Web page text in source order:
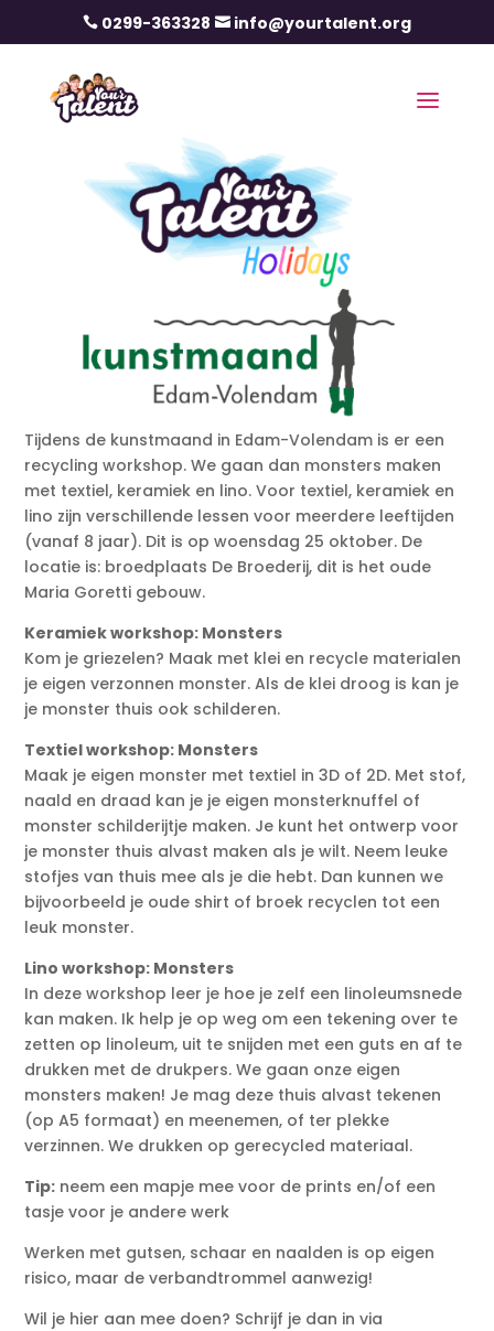
 0299-363328  info@yourtalent.org
Tijdens de kunstmaand in Edam-Volendam is er een
recycling workshop. We gaan dan monsters maken
met textiel, keramiek en lino. Voor textiel, keramiek en
lino zijn verschillende lessen voor meerdere leeftijden
(vanaf 8 jaar). Dit is op woensdag 25 oktober. De
locatie is: broedplaats De Broederij, dit is het oude
Maria Goretti gebouw.
Keramiek workshop: Monsters
Kom je griezelen? Maak met klei en recycle materialen
je eigen verzonnen monster. Als de klei droog is kan je
je monster thuis ook schilderen.
Textiel workshop: Monsters
Maak je eigen monster met textiel in 3D of 2D. Met stof,
naald en draad kan je je eigen monsterknuffel of
monster schilderijtje maken. Je kunt het ontwerp voor
je monster thuis alvast maken als je wilt. Neem leuke
stofjes van thuis mee als je die hebt. Dan kunnen we
bijvoorbeeld je oude shirt of broek recyclen tot een
leuk monster.
Lino workshop: Monsters
In deze workshop leer je hoe je zelf een linoleumsnede
kan maken. Ik help je op weg om een tekening over te
zetten op linoleum, uit te snijden met een guts en af te
drukken met de drukpers. We gaan onze eigen
monsters maken! Je mag deze thuis alvast tekenen
(op A5 formaat) en meenemen, of ter plekke
verzinnen. We drukken op gerecycled materiaal.
Tip: neem een mapje mee voor de prints en/of een
tasje voor je andere werk
Werken met gutsen, schaar en naalden is op eigen
risico, maar de verbandtrommel aanwezig!
Wil je hier aan mee doen? Schrijf je dan in via